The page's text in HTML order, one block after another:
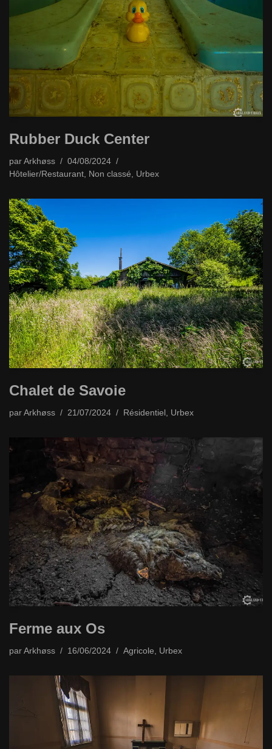
Rubber Duck Center
par Arkhøss
04/08/2024
Hôtelier/Restaurant, Non classé, Urbex
Chalet de Savoie
par Arkhøss 21/07/2024 Résidentiel Urbex
Ferme aux Os
par Arkhøss 16/06/2024 Agricole Urbex